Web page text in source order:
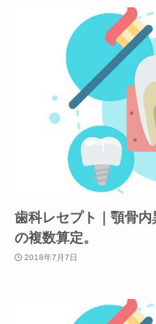
歯科レセプト｜顎骨
の複数算定。
2018年7月7日